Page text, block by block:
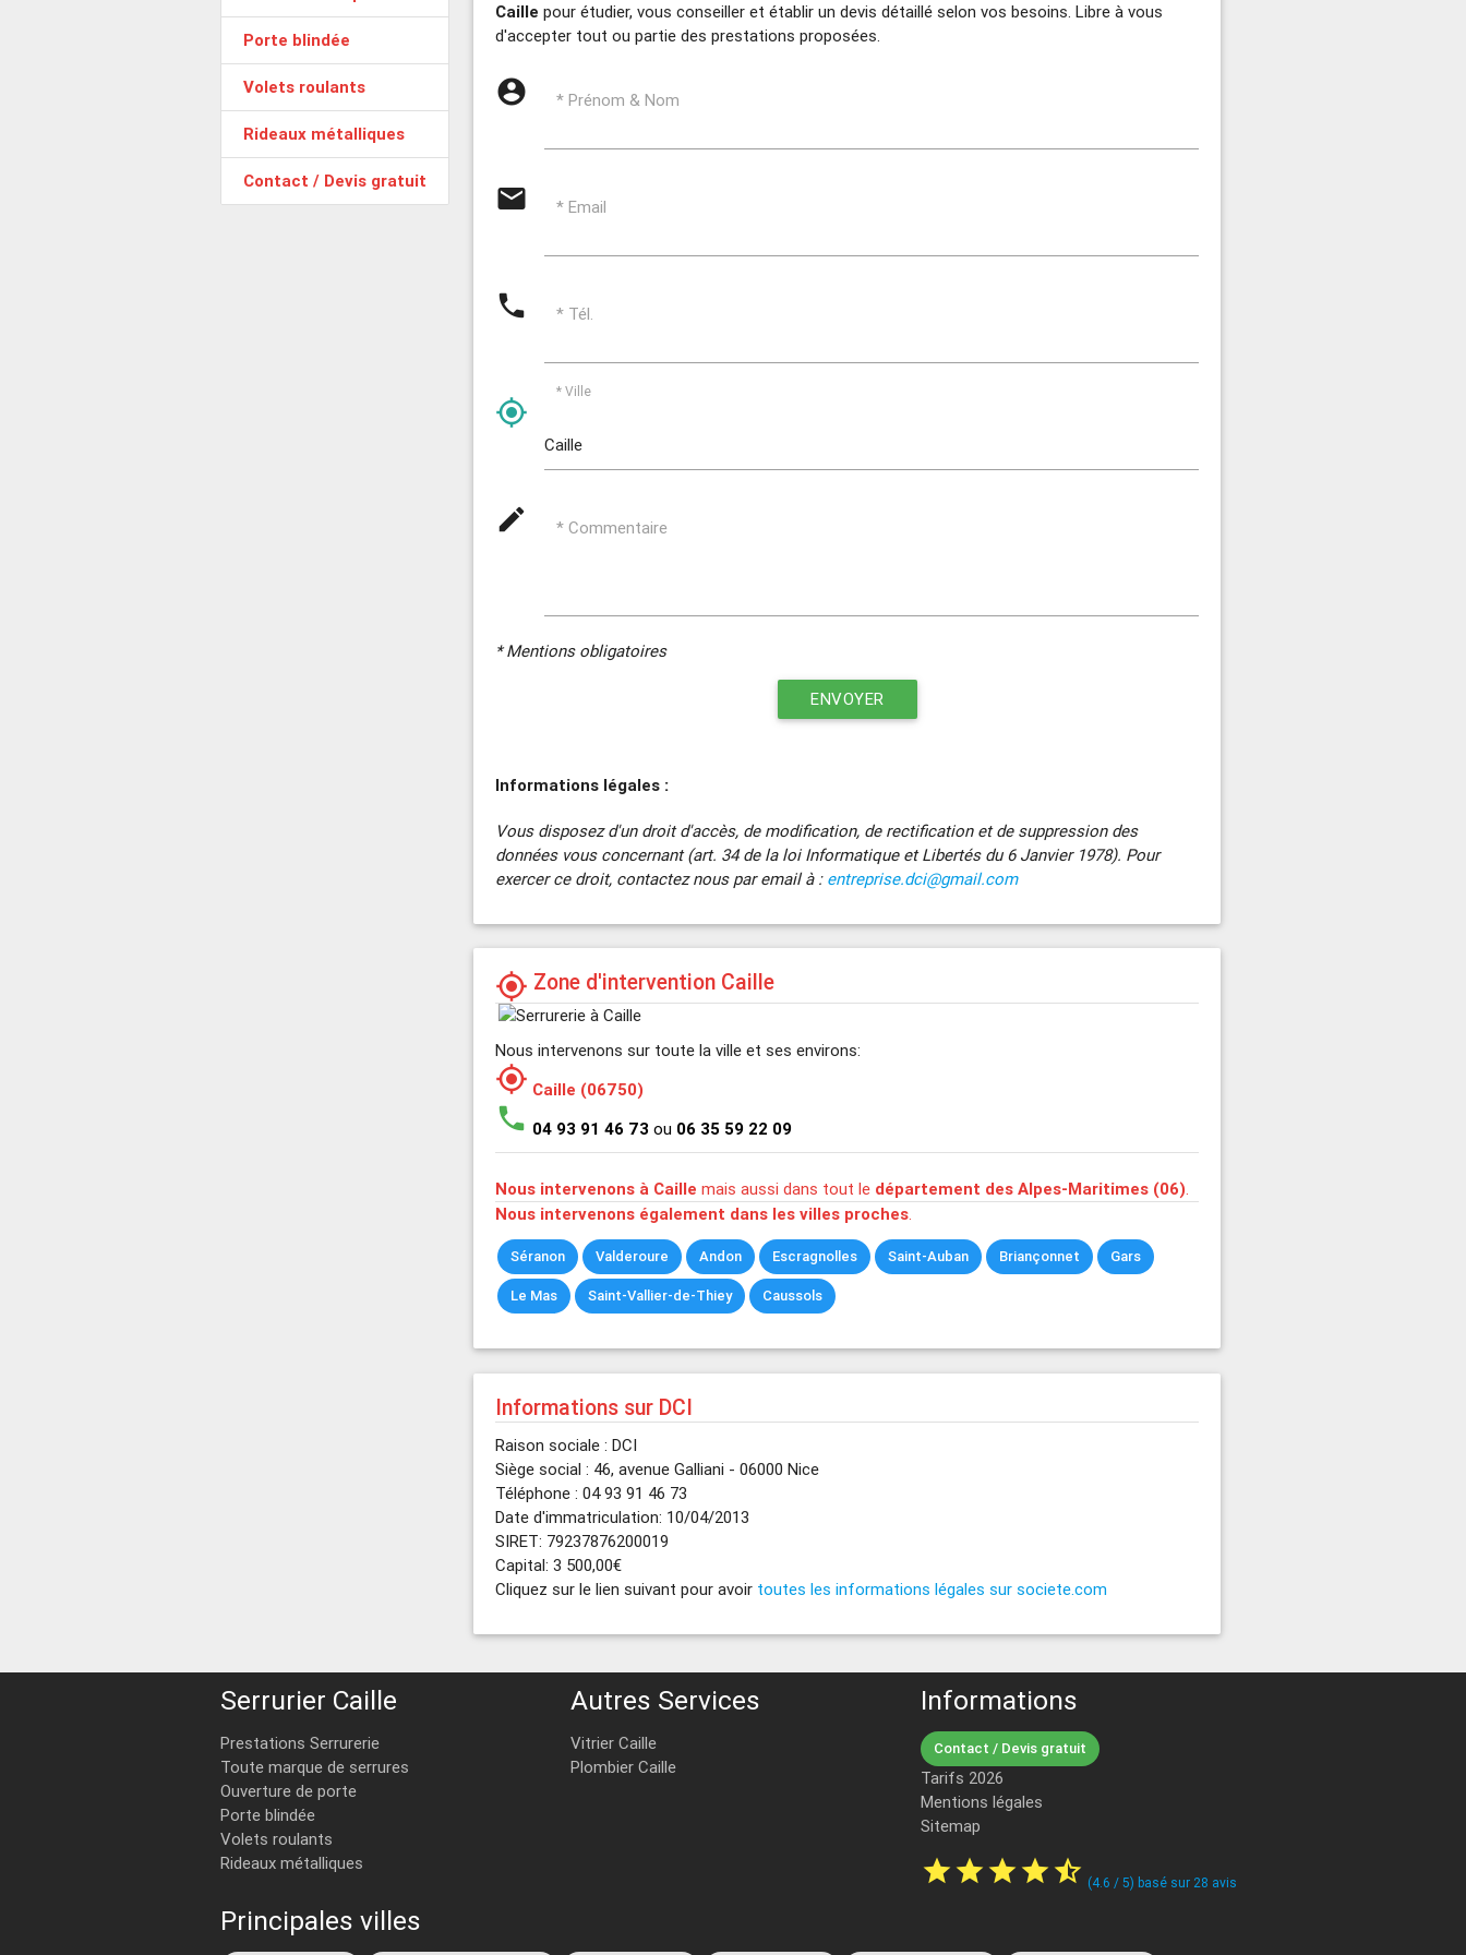
Porte blindée
Volets roulants
Rideaux métalliques
Contact / Devis gratuit
Caille pour étudier, vous conseiller et établir un devis détaillé selon vos besoins. Libre à vous
d'accepter tout ou partie des prestations proposées.
account_circle * Prénom & Nom
email * Email
phone * Tél.
my_location
* Ville
mode_edit * Commentaire
* Mentions obligatoires
ENVOYER
Informations légales :
Vous disposez d'un droit d'accès, de modification, de rectification et de suppression des
données vous concernant (art. 34 de la loi Informatique et Libertés du 6 Janvier 1978). Pour
exercer ce droit, contactez nous par email à : entreprise.dci@gmail.com
my_location Zone d'intervention Caille
Nous intervenons sur toute la ville et ses environs:
my_location Caille (06750)
phone 04 93 91 46 73 ou 06 35 59 22 09
Nous intervenons à Caille mais aussi dans tout le département des Alpes-Maritimes (06).
Nous intervenons également dans les villes proches.
Séranon Valderoure Andon Escragnolles Saint-Auban Briançonnet Gars
Le Mas Saint-Vallier-de-Thiey Caussols
Informations sur DCI
Raison sociale : DCI
Siège social : 46, avenue Galliani - 06000 Nice
Téléphone : 04 93 91 46 73
Date d'immatriculation: 10/04/2013
SIRET: 79237876200019
Capital: 3 500,00€
Cliquez sur le lien suivant pour avoir toutes les informations légales sur societe.com
Serrurier Caille
Prestations Serrurerie
Toute marque de serrures
Ouverture de porte
Porte blindée
Volets roulants
Rideaux métalliques
Autres Services
Vitrier Caille
Plombier Caille
Informations
Contact / Devis gratuit
Tarifs 2026
Mentions légales
Sitemap
star star star star star_half (4.6 / 5) basé sur 28 avis
Principales villes